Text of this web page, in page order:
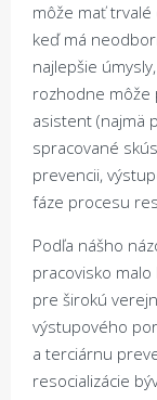
môže mať trvalé
keď má
najlepšie
rozhodne môže
asistent (najmä
spracované
prevencii,
fáze procesu
Podľa nášho
pracovisko
pre širokú
výstupového
a terciárnu
resocializácie